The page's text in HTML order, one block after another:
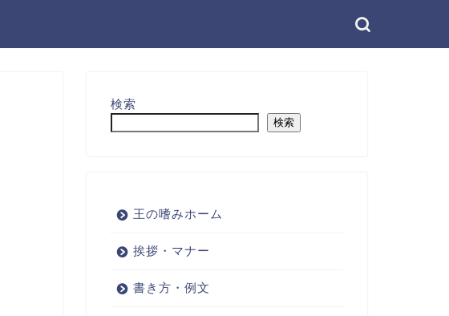
検索
検索
王の嗜みホーム
挨拶・マナー
書き方・例文